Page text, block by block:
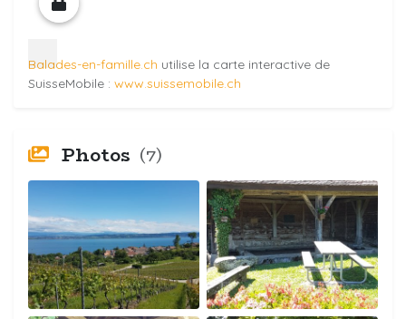
Balades-en-famille.ch utilise la carte interactive de
SuisseMobile : www.suissemobile.ch
Photos (7)